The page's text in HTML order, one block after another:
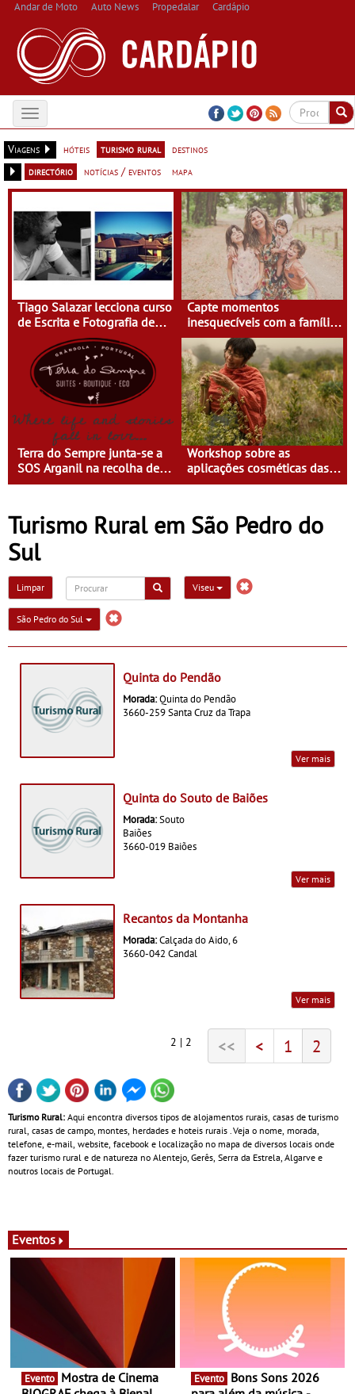
Andar de Moto Auto News Propedalar Cardápio
Toggle
navigation
Viagens
hóteis turismo rural
destinos
directório
notícias / eventos mapa
Tiago Salazar lecciona curso
de Escrita e Fotografia de
Viagens na Casa do Eido –
Gerês
Capte momentos
inesquecíveis com a família
na Terra do Sempre
Terra do Sempre junta-se a
SOS Arganil na recolha de
bens de primeira
Workshop sobre as
aplicações cosméticas das
plantas na Casa do Eido –
Turismo Rural em São Pedro do
Sul
Limpar Viseu
São Pedro do Sul
Quinta do Pendão
Morada:Quinta do Pendão
3660-259 Santa Cruz da Trapa
Ver mais
Quinta do Souto de Baiões
Morada:Souto
Baiões
3660-019 Baiões
Ver mais
Recantos da Montanha
Morada:Calçada do Aido, 6
3660-042 Candal
Ver mais
2 | 2 << < 1 2
Turismo Rural: Aqui encontra diversos tipos de alojamentos rurais, casas de turismo
rural, casas de campo, montes, herdades e hoteis rurais . Veja o nome, morada,
telefone, e-mail, website, facebook e localização no mapa de diversos locais onde
fazer turismo rural e de natureza no Alentejo, Gerês, Serra da Estrela, Algarve e
noutros locais de Portugal.
Eventos
Evento Evento